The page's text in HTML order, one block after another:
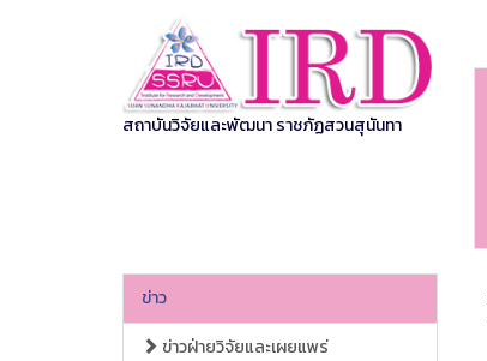
สถาบันวิจัยและพัฒนา ราชภัฏสวนสุนันทา
ข่าว
ข่าวฝ่ายวิจัยและเผยแพร่